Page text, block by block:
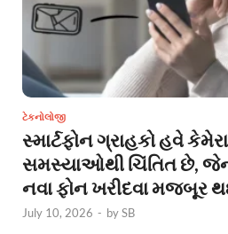
ટેકનોલોજી
સ્માર્ટફોન ગ્રાહકો હવે
સમસ્યાઓથી ચિંતિત છે,
નવા ફોન ખરીદવા મજબૂર
July 10, 2026 - bySB